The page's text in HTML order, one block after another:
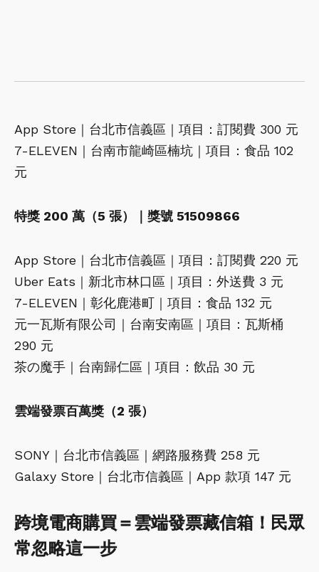
App Store｜台北市信義區｜項目：訂閱費 300 元
7-ELEVEN｜台南市龍崎區楠坑｜項目：食品 102
元
特獎 200 萬（5 張）｜獎號 51509866
App Store｜台北市信義區｜項目：訂閱費 220 元
Uber Eats｜新北市林口區｜項目：外送費 3 元
7-ELEVEN｜彰化鹿港町｜項目：食品 132 元
元一瓦斯有限公司｜台南安南區｜項目：瓦斯桶
290 元
茶の魔手｜台南歸仁區｜項目：飲品 30 元
雲端發票百萬獎（2 張）
SONY｜台北市信義區｜網路服務費 258 元
Galaxy Store｜台北市信義區｜App 款項 147 元
跨境電商購買＝雲端發票藏信箱！民眾
常忽略這一步